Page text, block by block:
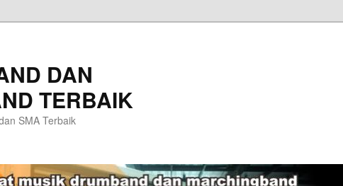
DAN
TERBAIK
SMA Terbaik